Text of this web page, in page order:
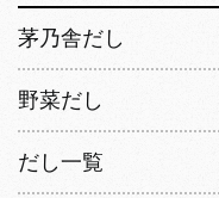
茅乃舎だし
野菜だし
だし一覧